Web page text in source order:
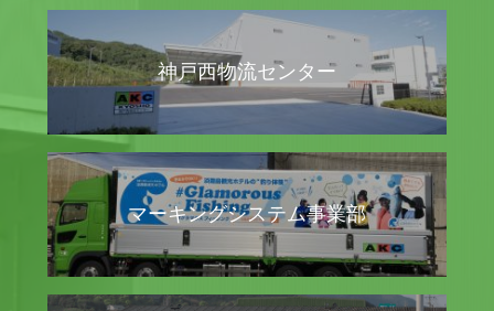
神戸西物流センター
マーキングシステム事業部